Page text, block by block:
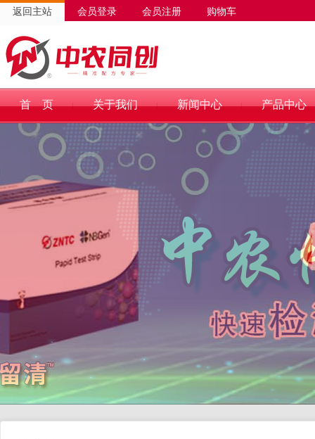
返回主站 会员登录 会员注册 购物车
首 页 关于我们 新闻中心 产品中心